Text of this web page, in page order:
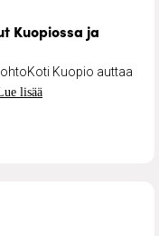
Kuopiossa ja
Kuopio auttaa
lisää